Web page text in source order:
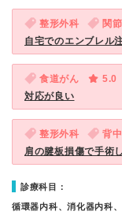
整形外科 関
自宅でのエンブレル
食道がん
5.0
対応が良い
整形外科 背
肩の腱板損傷で手術
診療科目：
循環器内科、消化器内科